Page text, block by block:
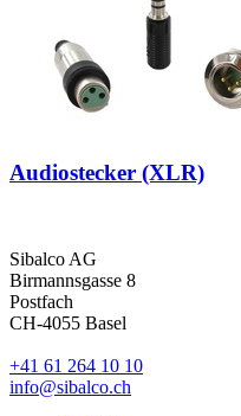
Audiostecker (XLR)
Sibalco AG
Birmannsgasse 8
Postfach
CH-4055 Basel
+41 61 264 10 10
info@sibalco.ch